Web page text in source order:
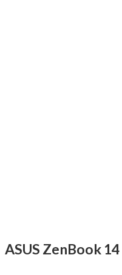
ASUS ZenBook 14